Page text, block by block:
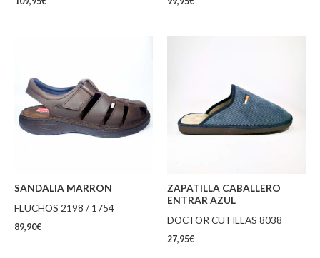
SANDALIA MARRON
FLUCHOS 2198 / 1754
89,90€
ZAPATILLA CABALLERO
ENTRAR AZUL
DOCTOR CUTILLAS 8038
27,95€